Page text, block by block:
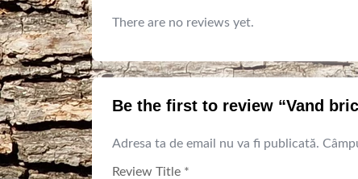
There are no reviews yet.
Be the first to review “Vand
Adresa ta de email nu va fi publicată.
Review Title *